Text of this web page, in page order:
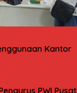
Kantor
PWI Pusat